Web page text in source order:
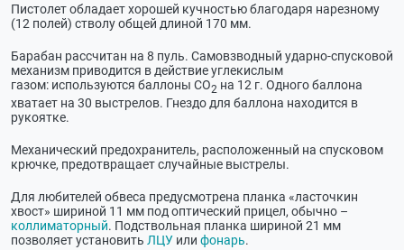
Пистолет обладает хорошей кучностью благодаря нарезному
(12 полей) стволу общей длиной 170 мм.
Барабан рассчитан на 8 пуль. Самовзводный ударно-спусковой
механизм приводится в действие углекислым
газом: используются баллоны СО2 на 12 г. Одного баллона
хватает на 30 выстрелов. Гнездо для баллона находится в
рукоятке.
Механический предохранитель, расположенный на спусковом
крючке, предотвращает случайные выстрелы.
Для любителей обвеса предусмотрена планка «ласточкин
хвост» шириной 11 мм под оптический прицел, обычно –
коллиматорный. Подствольная планка шириной 21 мм
позволяет установить ЛЦУ или фонарь.